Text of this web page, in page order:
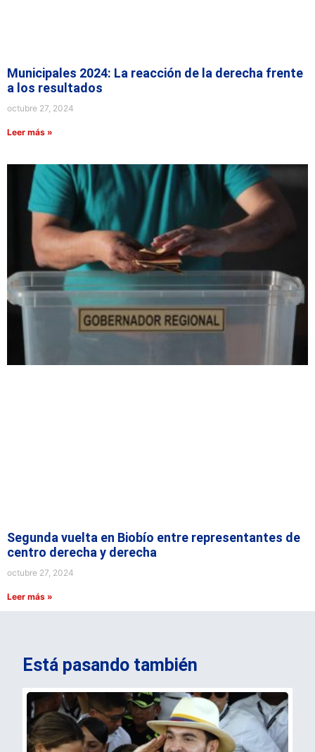
Municipales 2024: La reacción de la derecha frente
a los resultados
octubre 27, 2024
Leer más »
Segunda vuelta en Biobío entre representantes de
centro derecha y derecha
octubre 27, 2024
Leer más »
Está pasando también